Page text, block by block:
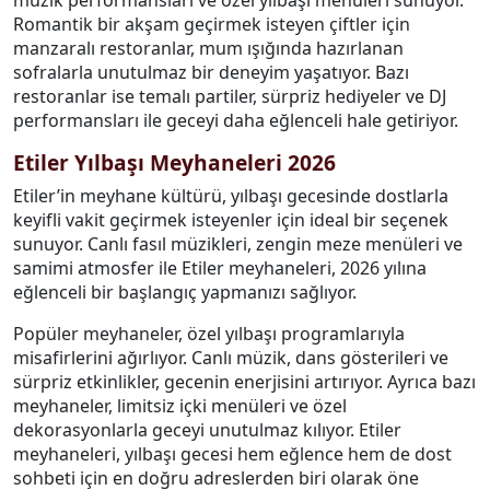
Romantik bir akşam geçirmek isteyen çiftler için
manzaralı restoranlar, mum ışığında hazırlanan
sofralarla unutulmaz bir deneyim yaşatıyor. Bazı
restoranlar ise temalı partiler, sürpriz hediyeler ve DJ
performansları ile geceyi daha eğlenceli hale getiriyor.
Etiler Yılbaşı Meyhaneleri 2026
Etiler’in meyhane kültürü, yılbaşı gecesinde dostlarla
keyifli vakit geçirmek isteyenler için ideal bir seçenek
sunuyor. Canlı fasıl müzikleri, zengin meze menüleri ve
samimi atmosfer ile Etiler meyhaneleri, 2026 yılına
eğlenceli bir başlangıç yapmanızı sağlıyor.
Popüler meyhaneler, özel yılbaşı programlarıyla
misafirlerini ağırlıyor. Canlı müzik, dans gösterileri ve
sürpriz etkinlikler, gecenin enerjisini artırıyor. Ayrıca bazı
meyhaneler, limitsiz içki menüleri ve özel
dekorasyonlarla geceyi unutulmaz kılıyor. Etiler
meyhaneleri, yılbaşı gecesi hem eğlence hem de dost
sohbeti için en doğru adreslerden biri olarak öne